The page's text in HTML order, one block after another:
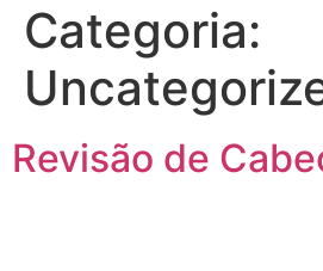
Categoria:
Revisão de